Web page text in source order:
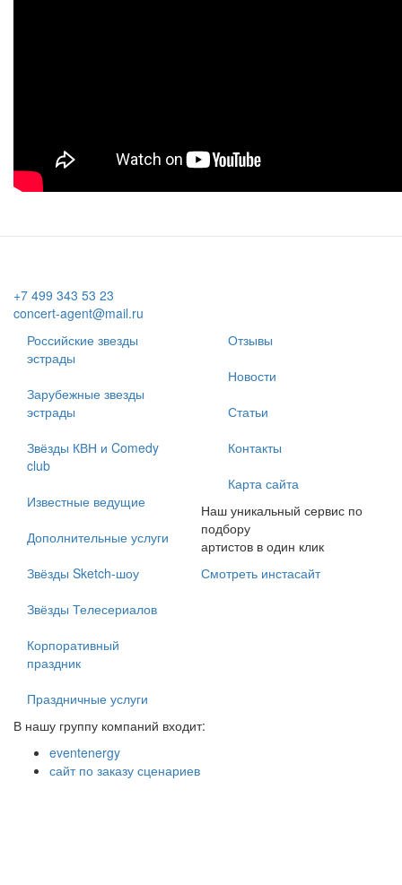
+7 499 343 53 23
concert-agent@mail.ru
Российские звезды
эстрады
Зарубежные звезды
эстрады
Звёзды КВН и Comedy
club
Известные ведущие
Дополнительные услуги
Звёзды Sketch-шоу
Звёзды Телесериалов
Корпоративный
праздник
Праздничные услуги
Отзывы
Новости
Статьи
Контакты
Карта сайта
Наш уникальный сервис по
подбору
артистов в один клик
Смотреть инстасайт
В нашу группу компаний входит:
eventenergy
сайт по заказу сценариев